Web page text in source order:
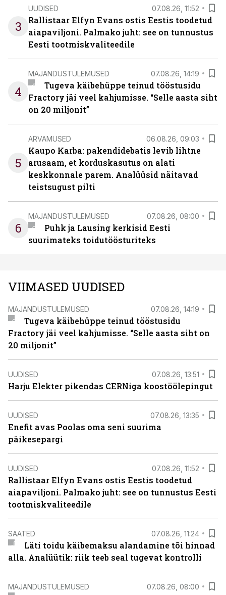
3
UUDISED 07.08.26, 11:52
Rallistaar Elfyn Evans ostis Eestis toodetud
aiapaviljoni. Palmako juht: see on tunnustus
Eesti tootmiskvaliteedile
4
MAJANDUSTULEMUSED 07.08.26, 14:19
Tugeva käibehüppe teinud tööstusidu
Fractory jäi veel kahjumisse. “Selle aasta siht
on 20 miljonit”
5
ARVAMUSED 06.08.26, 09:03
Kaupo Karba: pakendidebatis levib lihtne
arusaam, et korduskasutus on alati
keskkonnale parem. Analüüsid näitavad
teistsugust pilti
6
MAJANDUSTULEMUSED 07.08.26, 08:00
Puhk ja Lausing kerkisid Eesti
suurimateks toidutöösturiteks
VIIMASED UUDISED
MAJANDUSTULEMUSED 07.08.26, 14:19
Tugeva käibehüppe teinud tööstusidu
Fractory jäi veel kahjumisse. “Selle aasta siht on
20 miljonit”
UUDISED 07.08.26, 13:51
Harju Elekter pikendas CERNiga koostöölepingut
UUDISED 07.08.26, 13:35
Enefit avas Poolas oma seni suurima
päikesepargi
UUDISED 07.08.26, 11:52
Rallistaar Elfyn Evans ostis Eestis toodetud
aiapaviljoni. Palmako juht: see on tunnustus Eesti
tootmiskvaliteedile
SAATED 07.08.26, 11:24
Läti toidu käibemaksu alandamine tõi hinnad
alla. Analüütik: riik teeb seal tugevat kontrolli
MAJANDUSTULEMUSED 07.08.26, 08:00